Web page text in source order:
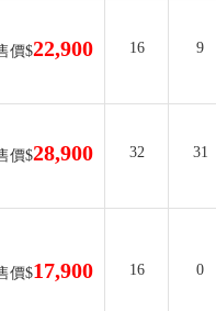
價$22,900 16 9
價$28,900 32 31
價$17,900 16 0